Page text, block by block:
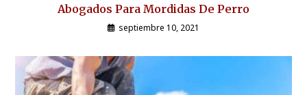
Abogados Para Mordidas De Perro
septiembre 10, 2021